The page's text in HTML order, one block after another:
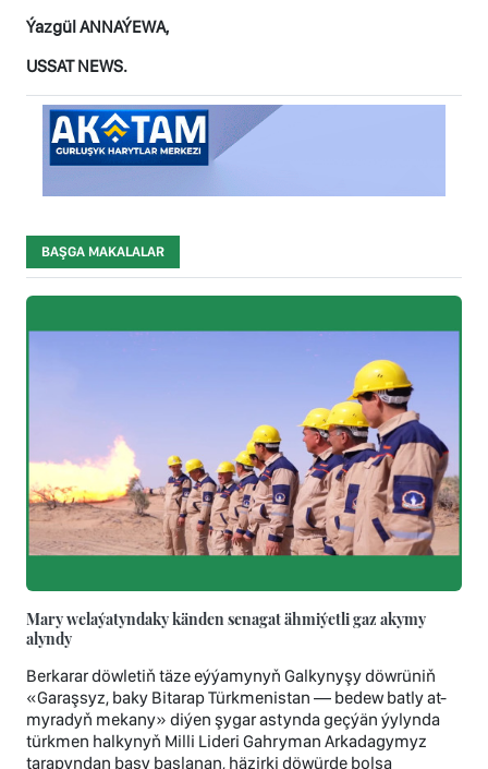
Ýazgül ANNAÝEWA,
USSAT NEWS.
BAŞGA MAKALALAR
Mary welaýatyndaky känden senagat ähmiýetli gaz akymy
alyndy
Berkarar döwletiň täze eýýamynyň Galkynyşy döwrüniň
«Garaşsyz, baky Bitarap Türkmenistan — bedew batly at-
myradyň mekany» diýen şygar astynda geçýän ýylynda
türkmen halkynyň Milli Lideri Gahryman Arkadagymyz
tarapyndan başy başlanan, häzirki döwürde bolsa